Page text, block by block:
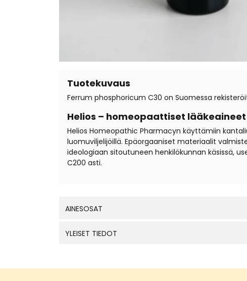
Tuotekuvaus
Ferrum phosphoricum C30 on Suomessa
Helios – homeopaattiset lääkeaineet
Helios Homeopathic Pharmacyn käyttämiin
luomuviljelijöillä. Epäorgaaniset materiaalit
ideologiaan sitoutuneen henkilökunnan käsissä,
C200 asti.
AINESOSAT
YLEISET TIEDOT